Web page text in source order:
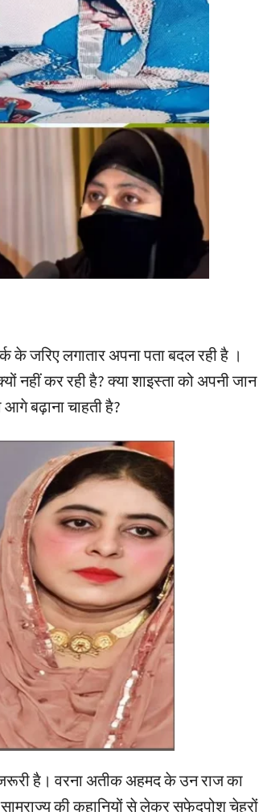
के जरिए लगातार अपना पता बदल रही है ।
नहीं कर रही है? क्या शाइस्ता को अपनी जान
बढ़ाना चाहती है?
जरूरी है। वरना अतीक अहमद के उन राज का
की कहानियों से लेकर सफेदपोश चेहरों